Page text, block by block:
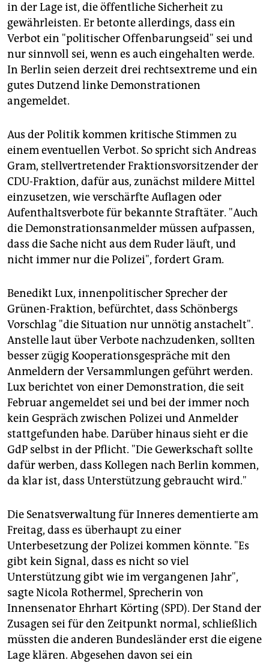
in der Lage ist, die öffentliche Sicherheit zu
gewährleisten. Er betonte allerdings, dass ein
Verbot ein "politischer Offenbarungseid" sei und
nur sinnvoll sei, wenn es auch eingehalten werde.
In Berlin seien derzeit drei rechtsextreme und ein
gutes Dutzend linke Demonstrationen
angemeldet.
Aus der Politik kommen kritische Stimmen zu
einem eventuellen Verbot. So spricht sich Andreas
Gram, stellvertretender Fraktionsvorsitzender der
CDU-Fraktion, dafür aus, zunächst mildere Mittel
einzusetzen, wie verschärfte Auflagen oder
Aufenthaltsverbote für bekannte Straftäter. "Auch
die Demonstrationsanmelder müssen aufpassen,
dass die Sache nicht aus dem Ruder läuft, und
nicht immer nur die Polizei", fordert Gram.
Benedikt Lux, innenpolitischer Sprecher der
Grünen-Fraktion, befürchtet, dass Schönbergs
Vorschlag "die Situation nur unnötig anstachelt".
Anstelle laut über Verbote nachzudenken, sollten
besser zügig Kooperationsgespräche mit den
Anmeldern der Versammlungen geführt werden.
Lux berichtet von einer Demonstration, die seit
Februar angemeldet sei und bei der immer noch
kein Gespräch zwischen Polizei und Anmelder
stattgefunden habe. Darüber hinaus sieht er die
GdP selbst in der Pflicht. "Die Gewerkschaft sollte
dafür werben, dass Kollegen nach Berlin kommen,
da klar ist, dass Unterstützung gebraucht wird."
Die Senatsverwaltung für Inneres dementierte am
Freitag, dass es überhaupt zu einer
Unterbesetzung der Polizei kommen könnte. "Es
gibt kein Signal, dass es nicht so viel
Unterstützung gibt wie im vergangenen Jahr",
sagte Nicola Rothermel, Sprecherin von
Innensenator Ehrhart Körting (SPD). Der Stand der
Zusagen sei für den Zeitpunkt normal, schließlich
müssten die anderen Bundesländer erst die eigene
Lage klären. Abgesehen davon sei ein